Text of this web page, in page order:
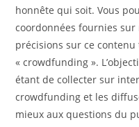
honnête qui soit. Vous
coordonnées fournies
précisions sur ce
« crowdfunding ».
étant de collecter sur
crowdfunding et les
mieux aux questions du